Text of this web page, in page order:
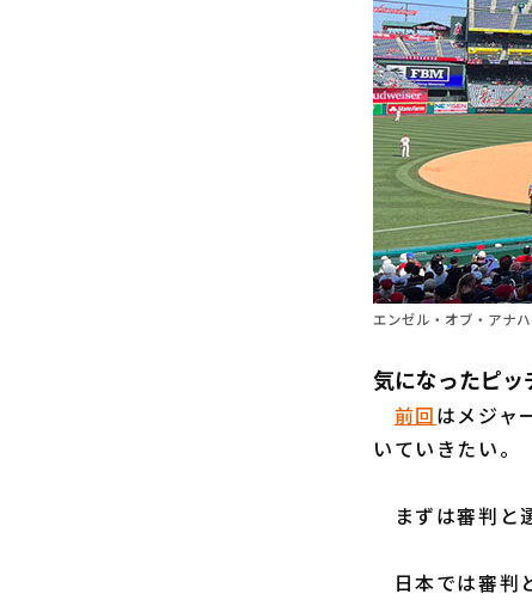
エンゼル・オブ・アナ
気になったピ
前回はメジャ
いていきたい。
まずは審判と
日本では審判